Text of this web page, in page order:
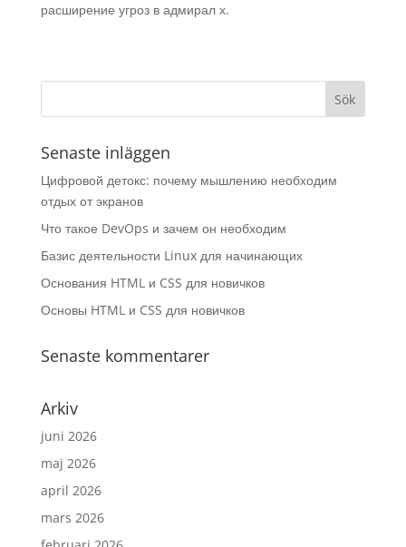
расширение угроз в адмирал х.
Senaste inläggen
Цифровой детокс: почему мышлению необходим
отдых от экранов
Что такое DevOps и зачем он необходим
Базис деятельности Linux для начинающих
Основания HTML и CSS для новичков
Основы HTML и CSS для новичков
Senaste kommentarer
Arkiv
juni 2026
maj 2026
april 2026
mars 2026